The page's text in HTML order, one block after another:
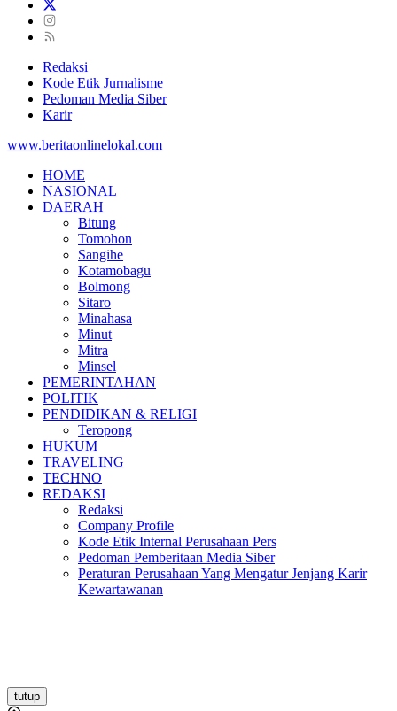
Redaksi
Kode Etik Jurnalisme
Pedoman Media Siber
Karir
www.beritaonlinelokal.com
HOME
NASIONAL
DAERAH
Bitung
Tomohon
Sangihe
Kotamobagu
Bolmong
Sitaro
Minahasa
Minut
Mitra
Minsel
PEMERINTAHAN
POLITIK
PENDIDIKAN & RELIGI
Teropong
HUKUM
TRAVELING
TECHNO
REDAKSI
Redaksi
Company Profile
Kode Etik Internal Perusahaan Pers
Pedoman Pemberitaan Media Siber
Peraturan Perusahaan Yang Mengatur Jenjang Karir
Kewartawanan
tutup